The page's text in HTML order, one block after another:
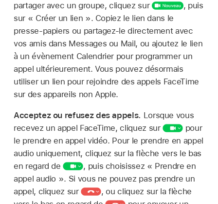
partager avec un groupe, cliquez sur
, puis
sur « Créer un lien ». Copiez le lien dans le
presse-papiers ou partagez-le directement avec
vos amis dans Messages ou Mail, ou ajoutez le lien
à un évènement Calendrier pour programmer un
appel ultérieurement. Vous pouvez désormais
utiliser un lien pour rejoindre des appels FaceTime
sur des appareils non Apple.
Acceptez ou refusez des appels. Lorsque vous
recevez un appel FaceTime, cliquez sur
pour
le prendre en appel vidéo. Pour le prendre en appel
audio uniquement, cliquez sur la flèche vers le bas
en regard de
, puis choisissez « Prendre en
appel audio ». Si vous ne pouvez pas prendre un
appel, cliquez sur
, ou cliquez sur la flèche